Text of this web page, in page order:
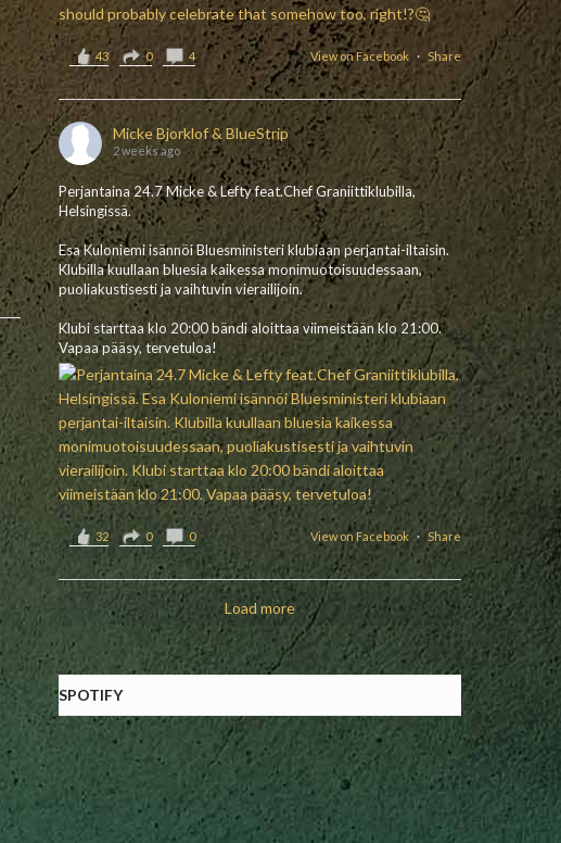
View on Facebook · Share
43 0 4
Micke Bjorklof & BlueStrip
2 weeks ago
Perjantaina 24.7 Micke & Lefty feat.Chef Graniittiklubilla,
Helsingissä.
Esa Kuloniemi isännöi Bluesministeri klubiaan perjantai-iltaisin.
Klubilla kuullaan bluesia kaikessa monimuotoisuudessaan,
puoliakustisesti ja vaihtuvin vierailijoin.
Klubi starttaa klo 20:00 bändi aloittaa viimeistään klo 21:00.
Vapaa pääsy, tervetuloa!
View on Facebook · Share
32 0 0
Load more
SPOTIFY